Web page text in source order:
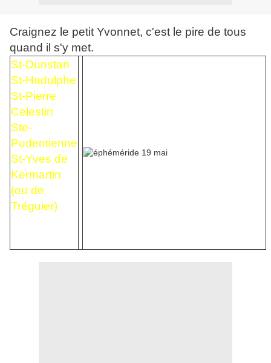
Craignez le petit Yvonnet, c'est le pire de tous
quand il s'y met.
St-Dunstan
St-Hadulphe
St-Pierre
Celestin
Ste-
Pudentienne
St-Yves de
Kermartin
(ou de
Tréguier)